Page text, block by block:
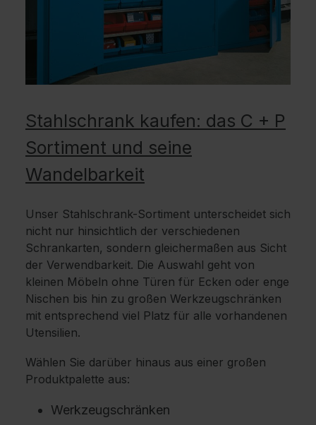
Stahlschrank kaufen: das C + P
Sortiment und seine
Wandelbarkeit
Unser Stahlschrank-Sortiment unterscheidet sich
nicht nur hinsichtlich der verschiedenen
Schrankarten, sondern gleichermaßen aus Sicht
der Verwendbarkeit. Die Auswahl geht von
kleinen Möbeln ohne Türen für Ecken oder enge
Nischen bis hin zu großen Werkzeugschränken
mit entsprechend viel Platz für alle vorhandenen
Utensilien.
Wählen Sie darüber hinaus aus einer großen
Produktpalette aus:
Werkzeugschränken